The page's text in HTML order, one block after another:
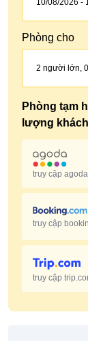
Phòng cho
2 người lớn, 0
Phòng tạm
lượng khách
truy cập
truy cập
truy cập